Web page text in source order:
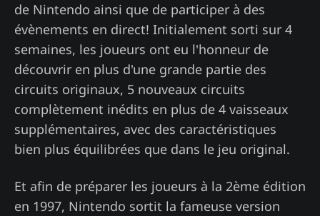
de Nintendo ainsi que de participer à des
évènements en direct! Initialement sorti sur 4
semaines, les joueurs ont eu l'honneur de
découvrir en plus d'une grande partie des
circuits originaux, 5 nouveaux circuits
complètement inédits en plus de 4 vaisseaux
supplémentaires, avec des caractéristiques
bien plus équilibrées que dans le jeu original.
Et afin de préparer les joueurs à la 2ème édition
en 1997, Nintendo sortit la fameuse version